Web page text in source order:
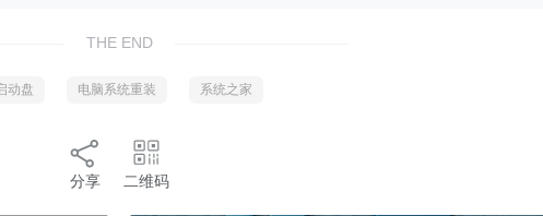
THE END
动盘 电脑系统重装 系统之家
分享 二维码